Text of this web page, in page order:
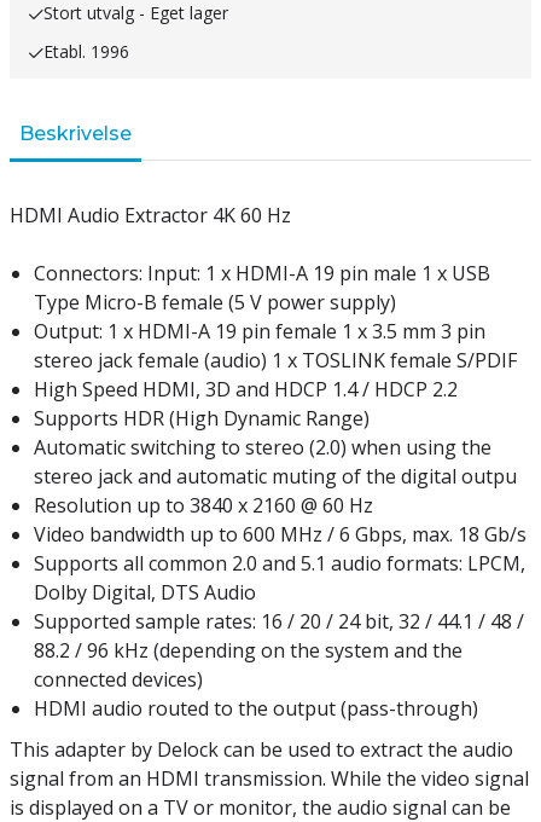
Stort utvalg - Eget lager
Etabl. 1996
Beskrivelse
HDMI Audio Extractor 4K 60 Hz
Connectors: Input: 1 x HDMI-A 19 pin male 1 x USB
Type Micro-B female (5 V power supply)
Output: 1 x HDMI-A 19 pin female 1 x 3.5 mm 3 pin
stereo jack female (audio) 1 x TOSLINK female S/PDIF
High Speed HDMI, 3D and HDCP 1.4 / HDCP 2.2
Supports HDR (High Dynamic Range)
Automatic switching to stereo (2.0) when using the
stereo jack and automatic muting of the digital outpu
Resolution up to 3840 x 2160 @ 60 Hz
Video bandwidth up to 600 MHz / 6 Gbps, max. 18 Gb/s
Supports all common 2.0 and 5.1 audio formats: LPCM,
Dolby Digital, DTS Audio
Supported sample rates: 16 / 20 / 24 bit, 32 / 44.1 / 48 /
88.2 / 96 kHz (depending on the system and the
connected devices)
HDMI audio routed to the output (pass-through)
This adapter by Delock can be used to extract the audio
signal from an HDMI transmission. While the video signal
is displayed on a TV or monitor, the audio signal can be